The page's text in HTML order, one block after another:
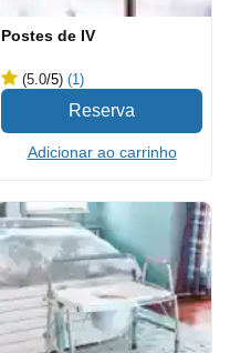
Postes de IV
(5.0/5) (1)
Adicionar ao carrinho